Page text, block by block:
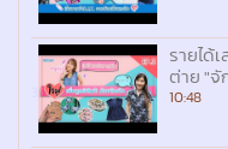
รายได้
ต่าย "จั
10:48